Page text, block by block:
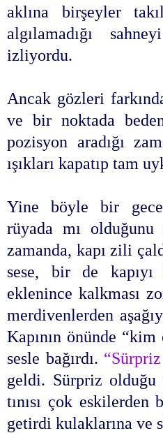
aklına birşeyler
algılamadığı
izliyordu.
Ancak gözleri
ve bir noktada
pozisyon aradığı
ışıkları kapatıp tam
Yine böyle bir
rüyada mı
zamanda, kapı zili
sese, bir de kapıyı
eklenince kalkması
merdivenlerden
Kapının önünde
sesle bağırdı.
geldi. Sürpriz olduğu
tınısı çok eskilerden
getirdi kulaklarına ve